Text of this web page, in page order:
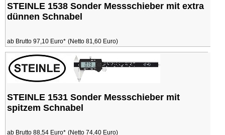
STEINLE 1538 Sonder Messschieber mit extra
dünnen Schnabel
ab Brutto 97,10 Euro* (Netto 81,60 Euro)
STEINLE 1531 Sonder Messschieber mit
spitzem Schnabel
ab Brutto 88,54 Euro* (Netto 74,40 Euro)